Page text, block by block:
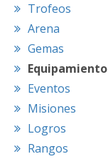
Trofeos
Arena
Gemas
Equipamiento
Eventos
Misiones
Logros
Rangos